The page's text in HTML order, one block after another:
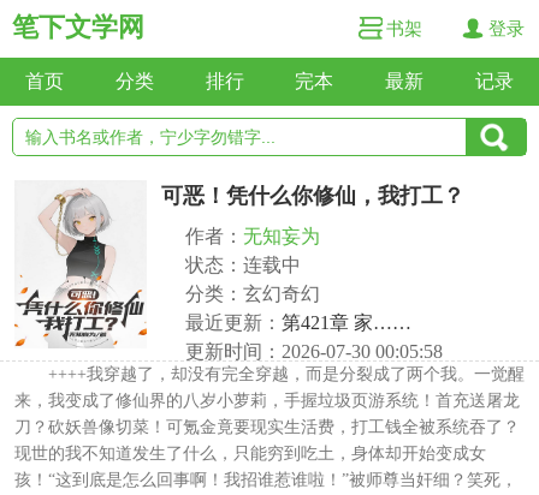
笔下文学网 书架 登录
首页 分类 排行 完本 最新 记录
可恶！凭什么你修仙，我打工？
作者： 无知妄为
状态：连载中
分类：玄幻奇幻
最近更新： 第421章 家……
更新时间：2026-07-30 00:05:58
++++我穿越了，却没有完全穿越，而是分裂成了两个我。一觉醒
来，我变成了修仙界的八岁小萝莉，手握垃圾页游系统！首充送屠龙
刀？砍妖兽像切菜！可氪金竟要现实生活费，打工钱全被系统吞了？
现世的我不知道发生了什么，只能穷到吃土，身体却开始变成女
孩！“这到底是怎么回事啊！我招谁惹谁啦！”被师尊当奸细？笑死，